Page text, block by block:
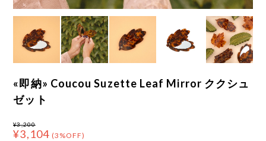
«即納» Coucou Suzette Leaf Mirror ククシュ
ゼット
¥3,200
¥3,104 (3%OFF)